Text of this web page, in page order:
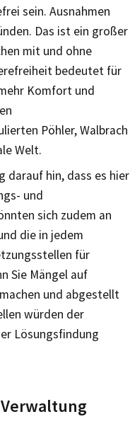
sein. Ausnahmen
Das ist ein großer
mit und ohne
bedeutet für
Komfort und
Pöhler, Walbrach
Welt.
darauf hin, dass es hier
und
sich zudem an
die in jedem
für
Sie Mängel auf
und abgestellt
würden der
Lösungsfindung